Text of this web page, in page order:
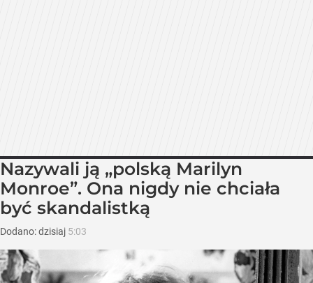
Nazywali ją „polską Marilyn
Monroe”. Ona nigdy nie chciała
być skandalistką
Dodano:dzisiaj 5:03